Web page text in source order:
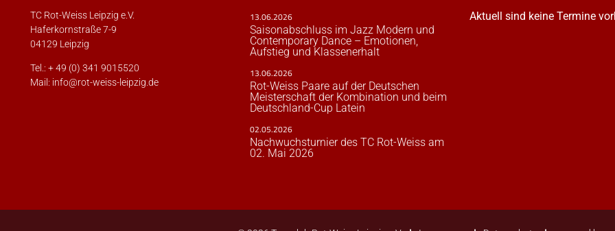
TC Rot-Weiss Leipzig e.V.
Haferkornstraße 7-9
04129 Leipzig
Tel.: + 49 (0) 341 9015520
Mail: info@rot-weiss-leipzig.de
13.06.2026
Saisonabschluss im Jazz Modern und
Contemporary Dance – Emotionen,
Aufstieg und Klassenerhalt
13.06.2026
Rot-Weiss Paare auf der Deutschen
Meisterschaft der Kombination und beim
Deutschland-Cup Latein
02.05.2026
Nachwuchsturnier des TC Rot-Weiss am
02. Mai 2026
Aktuell sind keine Termine